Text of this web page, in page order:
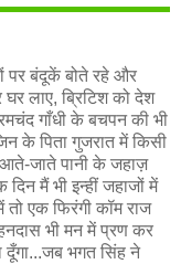
पर बंदूकें बोते रहे और
लाए, ब्रिटिश को देश
गाँधी के बचपन की भी
के पिता गुजरात में किसी
जाते पानी के जहाज़
मैं भी इन्हीं जहाजों में
एक फिरंगी कॉम राज
भी मन में प्रण कर
दूँगा...जब भगत सिंह ने